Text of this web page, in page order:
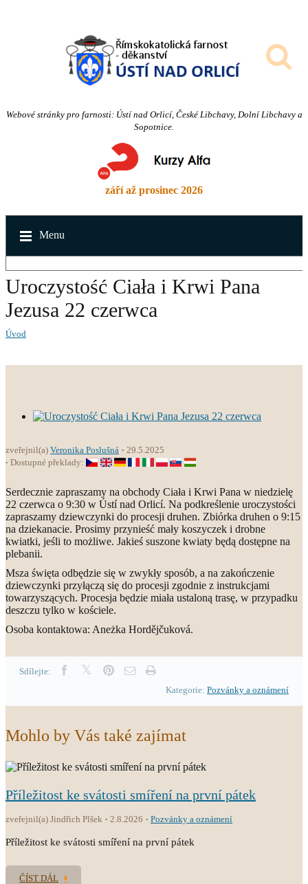
Webové stránky pro farnosti: Ústí nad Orlicí, České Libchavy, Dolní Libchavy a
Sopotnice.
září až prosinec 2026
Menu
Uroczystość Ciała i Krwi Pana
Jezusa 22 czerwca
Úvod
zveřejnil(a) Veronika Poslušná
29.5.2025
Dostupné překlady:
Serdecznie zapraszamy na obchody Ciała i Krwi Pana w niedzielę
22 czerwca o 9:30 w Ústí nad Orlicí. Na podkreślenie uroczystości
zapraszamy dziewczynki do procesji druhen. Zbiórka druhen o 9:15
na dziekanacie. Prosimy przynieść mały koszyczek i drobne
kwiatki, jeśli to możliwe. Jakieś suszone kwiaty będą dostępne na
plebanii.
Msza święta odbędzie się w zwykły sposób, a na zakończenie
dziewczynki przyłączą się do procesji zgodnie z instrukcjami
towarzyszących. Procesja będzie miała ustaloną trasę, w przypadku
deszczu tylko w kościele.
Osoba kontaktowa: Aneżka Hordějčuková.
Sdílejte:
Kategorie: Pozvánky a oznámení
Mohlo by Vás také zajímat
Příležitost ke svátosti smíření na první pátek
zveřejnil(a) Jindřich Plšek 2.8.2026 Pozvánky a oznámení
Příležitost ke svátosti smíření na první pátek
ČÍST DÁL